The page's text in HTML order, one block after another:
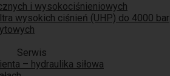
i wysokociśnieniowych
wysokich ciśnień (UHP) do 4000 bar
Serwis
– hydraulika siłowa